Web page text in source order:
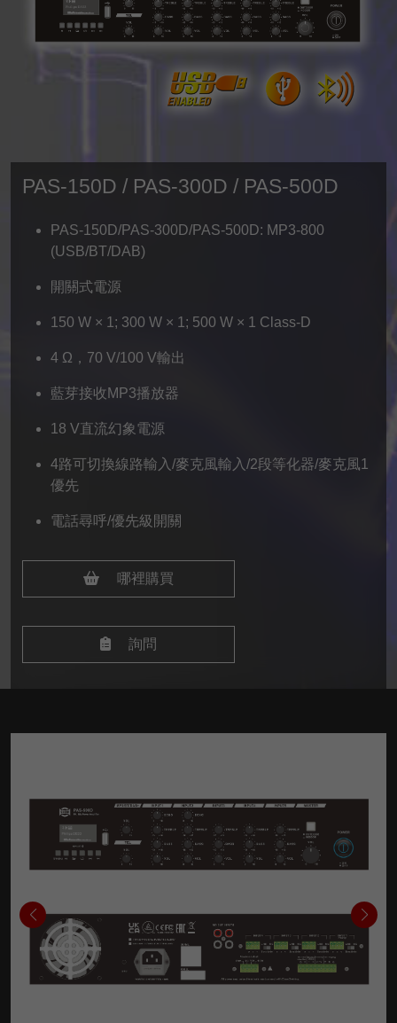
PAS-150D / PAS-300D / PAS-500D
PAS-150D/PAS-300D/PAS-500D: MP3-800
(USB/BT/DAB)
開關式電源
150 W × 1; 300 W × 1; 500 W × 1 Class-D
4 Ω，70 V/100 V輸出
藍芽接收MP3播放器
18 V直流幻象電源
4路可切換線路輸入/麥克風輸入/2段等化器/麥克風1
優先
電話尋呼/優先級開關
哪裡購買
詢問